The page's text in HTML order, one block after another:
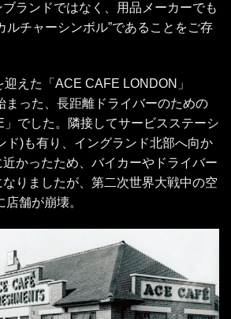
ランドではなく、用品メーカーでも
ルチャーシンボル”であることをご存
えた「ACE CAFE LONDON」
まった、長距離ドライバーのための
でした。隣接してサービスステーシ
ド)も有り、イングランド北部へ向か
かったため、バイカーやドライバー
りましたが、第二次世界大戦中の空
舗が崩壊。